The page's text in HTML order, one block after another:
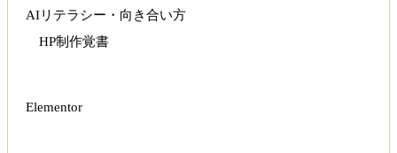
AIリテラシー・向き合い方
HP制作覚書
Elementor